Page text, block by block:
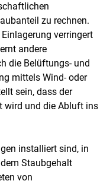
zu rechnen.
verringert
andere
die Belüftungs- und
mittels Wind- oder
sein, dass der
wird und die Abluft ins
installiert sind, in
Staubgehalt
von